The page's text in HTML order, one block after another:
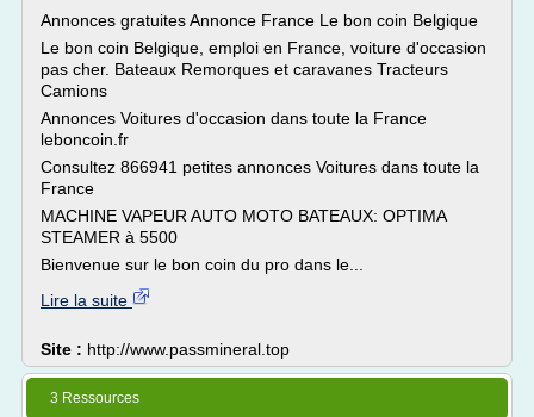
Annonces gratuites Annonce France Le bon coin Belgique
Le bon coin Belgique, emploi en France, voiture d'occasion
pas cher. Bateaux Remorques et caravanes Tracteurs
Camions
Annonces Voitures d'occasion dans toute la France
leboncoin.fr
Consultez 866941 petites annonces Voitures dans toute la
France
MACHINE VAPEUR AUTO MOTO BATEAUX: OPTIMA
STEAMER à 5500
Bienvenue sur le bon coin du pro dans le...
Lire la suite
Site : http://www.passmineral.top
3 Ressources